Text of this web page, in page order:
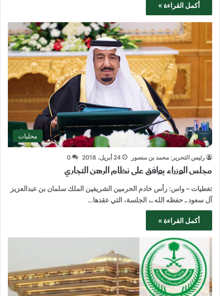
أكمل القراءة »
محليات
رئيس التحرير: محمد بن منصور 24 أبريل، 2018 0
مجلس الوزراء يوافق على نظام الرهن التجاري
تغطيات – واس: رأس خادم الحرمين الشريفين الملك سلمان بن عبدالعزيز
آل سعود ـ حفظه الله ـ، الجلسة، التي عقدها…
أكمل القراءة »